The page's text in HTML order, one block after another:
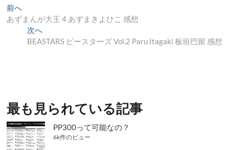
投
稿
シ
ョ
ン
前へ
去
の
投
あずまんが大王 4 あずまきよひこ 感想
次へ次
の
BEASTARS ビースターズ Vol.2 Paru Itagaki 板垣巴留 感想
最も見られている記事
PP300って可能なの？
6k件のビュー